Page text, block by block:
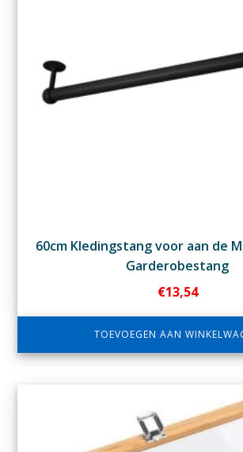
60cm Kledingstang voor aan de
Garderobestang
€13,54
TOEVOEGEN AAN